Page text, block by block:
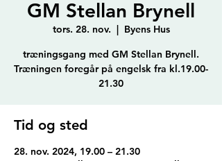
GM Stellan Brynell
tors. 28. nov.
  |
Byens Hus
træningsgang med GM Stellan Brynell.
Træningen foregår på engelsk fra kl.19.00-
21.30
Tid og sted
28. nov. 2024, 19.00 – 21.30